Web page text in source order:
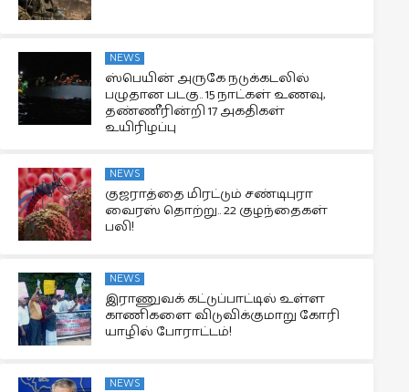
NEWS
ஸ்பெயின் அருகே நடுக்கடலில்
பழுதான படகு.. 15 நாட்கள் உணவு,
தண்ணீரின்றி 17 அகதிகள்
உயிரிழப்பு
NEWS
குஜராத்தை மிரட்டும் சண்டிபுரா
வைரஸ் தொற்று.. 22 குழந்தைகள்
பலி!
NEWS
இராணுவக் கட்டுப்பாட்டில் உள்ள
காணிகளை விடுவிக்குமாறு கோரி
யாழில் போராட்டம்!
NEWS